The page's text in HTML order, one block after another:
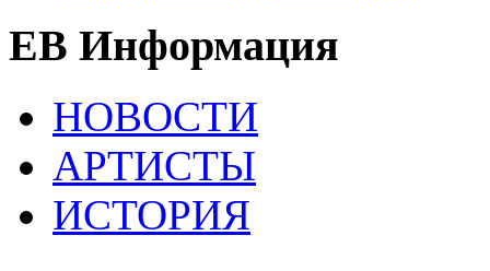
EB Информация
НОВОСТИ
АРТИСТЫ
ИСТОРИЯ